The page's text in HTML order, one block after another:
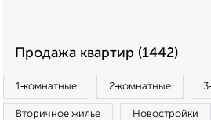
Продажа квартир (1442)
1‑комнатные 2‑комнатные
Вторичное жилье Новостройки